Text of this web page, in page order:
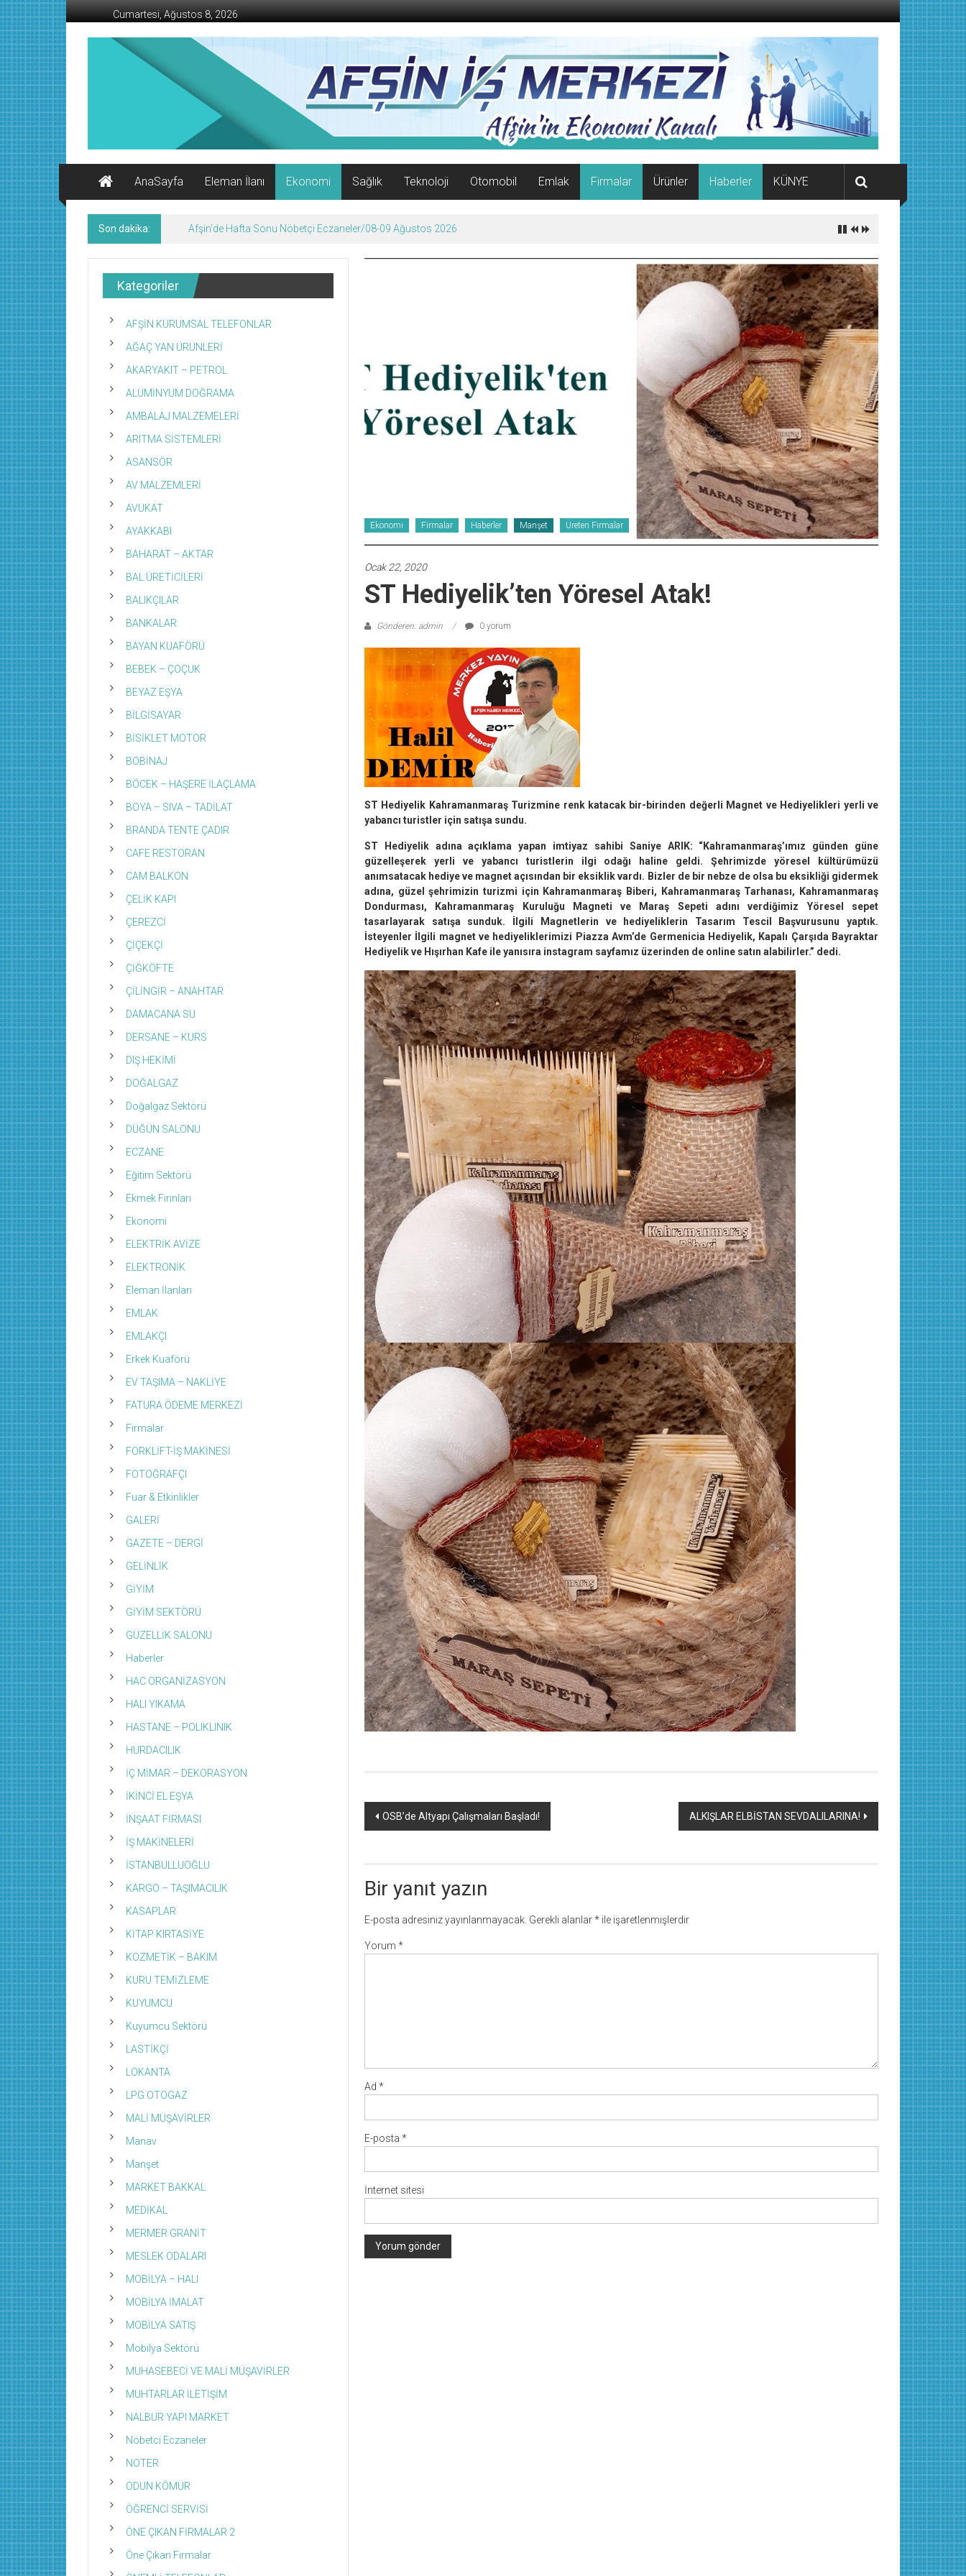
İçeriğe
geç
Cumartesi, Ağustos 8, 2026
AFŞİN
Ekonomi
Kanalı
AnaSayfa
Eleman İlanı Ekonomi Sağlık Teknoloji Otomobil Emlak Firmalar Ürünler Haberler KÜNYE
Son dakika: Afşin’de Hafta Sonu Nöbetçi Eczaneler/08-09 Ağustos 2026
Ekonomi Firmalar Haberler Manşet Üreten Firmalar
Ocak 22, 2020
ST Hediyelik’ten Yöresel Atak!
Gönderen: admin 0 yorum
ST Hediyelik Kahramanmaraş Turizmine renk katacak bir-birinden değerli Magnet ve Hediyelikleri yerli ve
yabancı turistler için satışa sundu.
ST Hediyelik adına açıklama yapan imtiyaz sahibi Saniye ARIK: “Kahramanmaraş’ımız günden güne
güzelleşerek yerli ve yabancı turistlerin ilgi odağı haline geldi. Şehrimizde yöresel kültürümüzü
anımsatacak hediye ve magnet açısından bir eksiklik vardı. Bizler de bir nebze de olsa bu eksikliği gidermek
adına, güzel şehrimizin turizmi için Kahramanmaraş Biberi, Kahramanmaraş Tarhanası, Kahramanmaraş
Dondurması, Kahramanmaraş Kuruluğu Magneti ve Maraş Sepeti adını verdiğimiz Yöresel sepet
tasarlayarak satışa sunduk. İlgili Magnetlerin ve hediyeliklerin Tasarım Tescil Başvurusunu yaptık.
İsteyenler İlgili magnet ve hediyeliklerimizi Piazza Avm’de Germenicia Hediyelik, Kapalı Çarşıda Bayraktar
Hediyelik ve Hışırhan Kafe ile yanısıra instagram sayfamız üzerinden de online satın alabilirler.” dedi.
Yazı
OSB’de Altyapı Çalışmaları Başladı! ALKIŞLAR ELBİSTAN SEVDALILARINA!
Bir yanıt yazın
E-posta adresiniz yayınlanmayacak. Gerekli alanlar* ile işaretlenmişlerdir
Yorum *
Ad *
E-posta *
İnternet sitesi
Kategoriler
AFŞİN KURUMSAL TELEFONLAR
AĞAÇ YAN ÜRÜNLERİ
AKARYAKIT – PETROL
ALÜMİNYUM DOĞRAMA
AMBALAJ MALZEMELERİ
ARITMA SİSTEMLERİ
ASANSÖR
AV MALZEMLERİ
AVUKAT
AYAKKABI
BAHARAT – AKTAR
BAL ÜRETİCİLERİ
BALIKÇILAR
BANKALAR
BAYAN KUAFÖRÜ
BEBEK – ÇOÇUK
BEYAZ EŞYA
BİLGİSAYAR
BİSİKLET MOTOR
BOBİNAJ
BÖCEK – HAŞERE İLAÇLAMA
BOYA – SIVA – TADİLAT
BRANDA TENTE ÇADIR
CAFE RESTORAN
CAM BALKON
ÇELİK KAPI
ÇEREZCİ
ÇİÇEKÇİ
ÇİĞKÖFTE
ÇİLİNGİR – ANAHTAR
DAMACANA SU
DERSANE – KURS
DIŞ HEKİMİ
DOĞALGAZ
Doğalgaz Sektörü
DÜĞÜN SALONU
ECZANE
Eğitim Sektörü
Ekmek Fırınları
Ekonomi
ELEKTRİK AVİZE
ELEKTRONİK
Eleman İlanları
EMLAK
EMLAKÇI
Erkek Kuaförü
EV TAŞIMA – NAKLİYE
FATURA ÖDEME MERKEZİ
Firmalar
FORKLİFT-İŞ MAKİNESİ
FOTOĞRAFÇI
Fuar & Etkinlikler
GALERİ
GAZETE – DERGİ
GELİNLİK
GİYİM
GİYİM SEKTÖRÜ
GÜZELLİK SALONU
Haberler
HAC ORGANİZASYON
HALI YIKAMA
HASTANE – POLIKLINIK
HURDACILIK
İÇ MİMAR – DEKORASYON
İKİNCİ EL EŞYA
İNŞAAT FİRMASI
İŞ MAKİNELERİ
İSTANBULLUOĞLU
KARGO – TAŞIMACILIK
KASAPLAR
KİTAP KIRTASİYE
KOZMETİK – BAKIM
KURU TEMİZLEME
KUYUMCU
Kuyumcu Sektörü
LASTİKÇİ
LOKANTA
LPG OTOGAZ
MALİ MÜŞAVİRLER
Manav
Manşet
MARKET BAKKAL
MEDİKAL
MERMER GRANİT
MESLEK ODALARI
MOBİLYA – HALI
MOBİLYA İMALAT
MOBİLYA SATIŞ
Mobilya Sektörü
MUHASEBECİ VE MALİ MÜŞAVİRLER
MUHTARLAR İLETİŞİM
NALBUR YAPI MARKET
Nöbetci Eczaneler
NOTER
ODUN KÖMÜR
ÖĞRENCİ SERVİSİ
ÖNE ÇIKAN FİRMALAR 2
Öne Çıkan Firmalar